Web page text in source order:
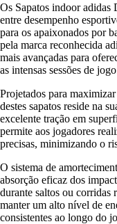
Os Sapatos indoor adidas
entre desempenho
para os apaixonados por
pela marca reconhecida
mais avançadas para
as intensas sessões de
Projetados para
destes sapatos reside na
excelente tração em
permite aos jogadores
precisas, minimizando o
O sistema de
absorção eficaz dos
durante saltos ou corridas
manter um alto nível de
consistentes ao longo do